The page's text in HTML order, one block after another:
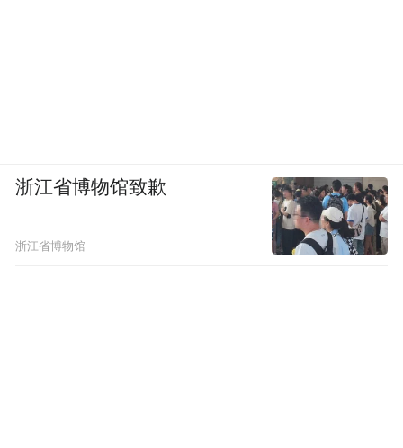
浙江省博物馆致歉
浙江省博物馆